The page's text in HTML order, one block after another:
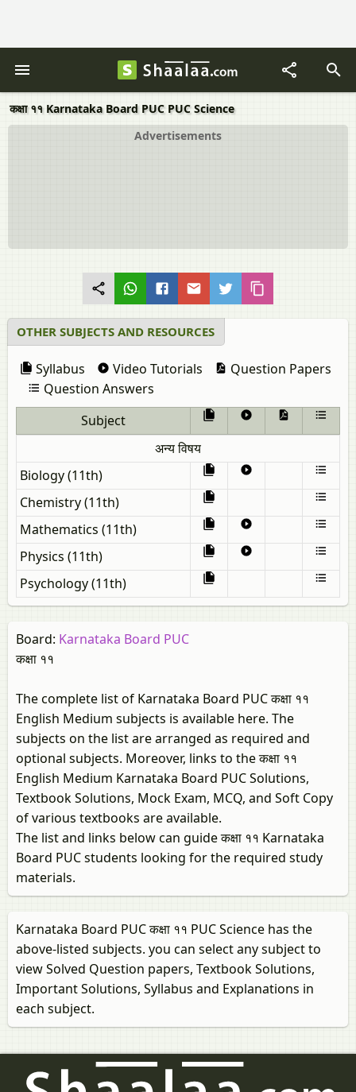
कक्षा ११ Karnataka Board PUC PUC Science
Advertisements
OTHER SUBJECTS AND RESOURCES
Syllabus Video Tutorials
Question Papers
Question Answers
Subject
अन्य विषय
Biology (11th)
Chemistry (11th)
Mathematics (11th)
Physics (11th)
Psychology (11th)
Board: Karnataka Board PUC
कक्षा ११
The complete list of Karnataka Board PUC कक्षा ११
English Medium subjects is available here. The
subjects on the list are arranged as required and
optional subjects. Moreover, links to the कक्षा ११
English Medium Karnataka Board PUC Solutions,
Textbook Solutions, Mock Exam, MCQ, and Soft Copy
of various textbooks are available.
The list and links below can guide कक्षा ११ Karnataka
Board PUC students looking for the required study
materials.
Karnataka Board PUC कक्षा ११ PUC Science has the
above-listed subjects. you can select any subject to
view Solved Question papers, Textbook Solutions,
Important Solutions, Syllabus and Explanations in
each subject.